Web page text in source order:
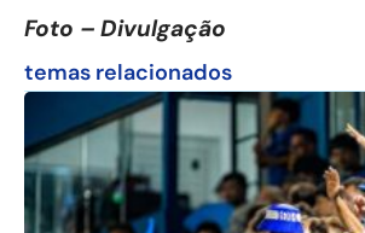
Foto – Divulgação
temas relacionados